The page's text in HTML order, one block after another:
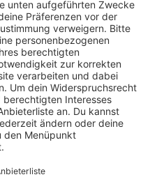
WE DO IT
präsentiert
aus fünf Jahren
dafür, dass seine